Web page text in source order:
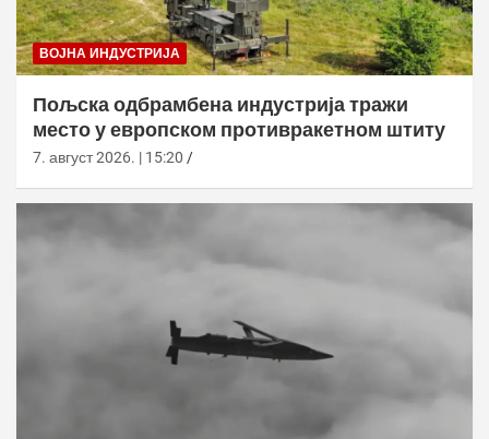
ВОЈНА ИНДУСТРИЈА
Пољска одбрамбена индустрија тражи
место у европском противракетном штиту
7. август 2026. | 15:20